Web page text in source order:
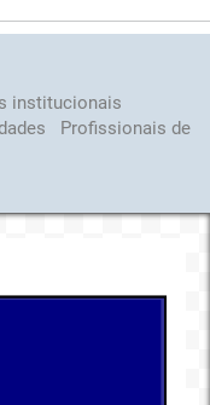
institucionais
Profissionais de